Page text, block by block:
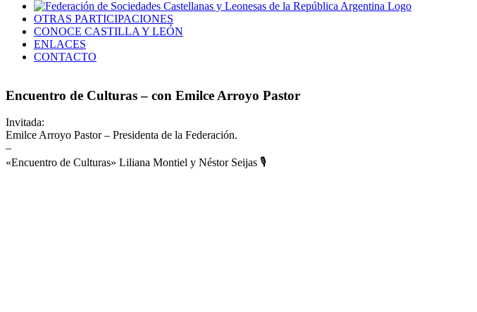
OTRAS PARTICIPACIONES
CONOCE CASTILLA Y LEÓN
ENLACES
CONTACTO
Encuentro de Culturas – con Emilce Arroyo Pastor
Invitada:
Emilce Arroyo Pastor – Presidenta de la Federación.
–
«Encuentro de Culturas» Liliana Montiel y Néstor Seijas 🎙